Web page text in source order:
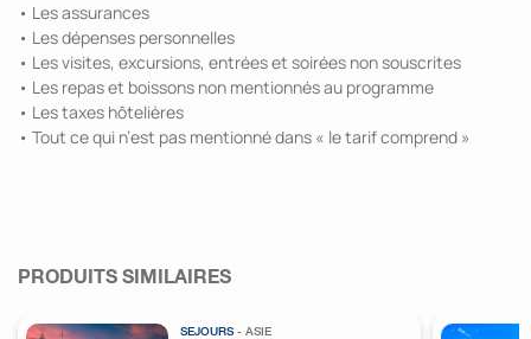
• Les assurances
• Les dépenses personnelles
• Les visites, excursions, entrées et soirées non souscrites
• Les repas et boissons non mentionnés au programme
• Les taxes hôtelières
• Tout ce qui n’est pas mentionné dans « le tarif comprend »
PRODUITS SIMILAIRES
SEJOURS - ASIE